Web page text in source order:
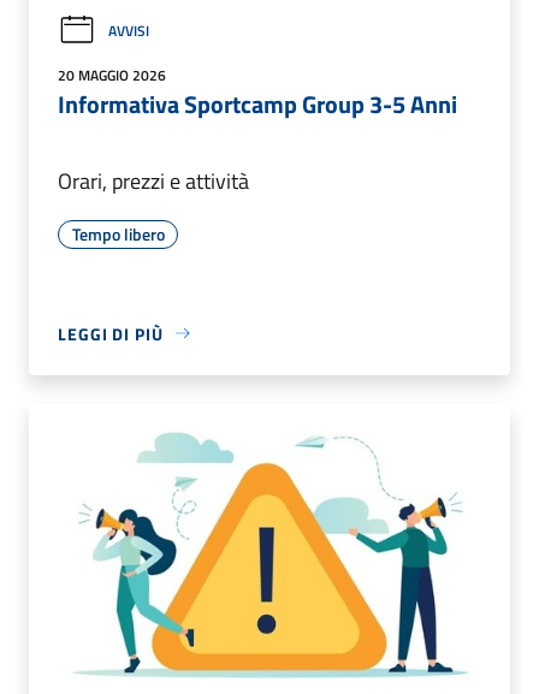
AVVISI
20 MAGGIO 2026
Informativa Sportcamp Group 3-5 Anni
Orari, prezzi e attività
Tempo libero
LEGGI DI PIÙ